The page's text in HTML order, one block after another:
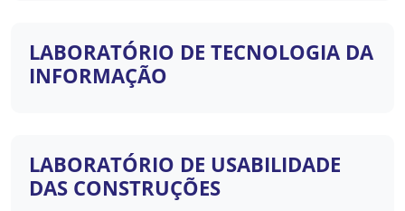
LABORATÓRIO DE TECNOLOGIA DA
INFORMAÇÃO
LABORATÓRIO DE USABILIDADE
DAS CONSTRUÇÕES